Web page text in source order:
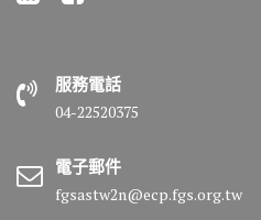
服務電話
04-22520375
電子郵件
fgsastw2n@ecp.fgs.org.tw